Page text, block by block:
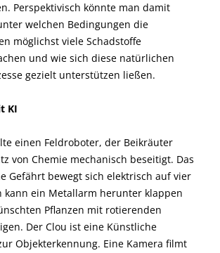
Perspektivisch könnte man damit
welchen Bedingungen die
möglichst viele Schadstoffe
und wie sich diese natürlichen
gezielt unterstützen ließen.
KI
einen Feldroboter, der Beikräuter
von Chemie mechanisch beseitigt. Das
Gefährt bewegt sich elektrisch auf vier
kann ein Metallarm herunter klappen
Pflanzen mit rotierenden
Der Clou ist eine Künstliche
Objekterkennung. Eine Kamera filmt